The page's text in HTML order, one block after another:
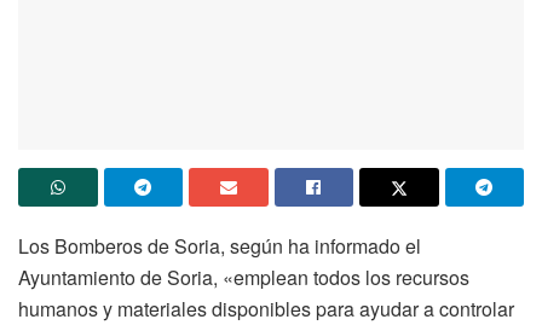
Los Bomberos de Soria, según ha informado el
Ayuntamiento de Soria, «emplean todos los recursos
humanos y materiales disponibles para ayudar a controlar